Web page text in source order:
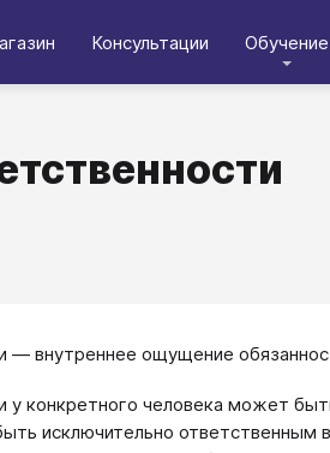
Консультации Обучение
― внутреннее ощущение
у конкретного человека может
исключительно ответственным